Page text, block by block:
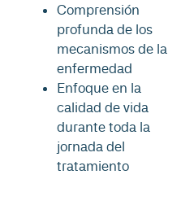
Comprensión
profunda de los
mecanismos de la
enfermedad
Enfoque en la
calidad de vida
durante toda la
jornada del
tratamiento